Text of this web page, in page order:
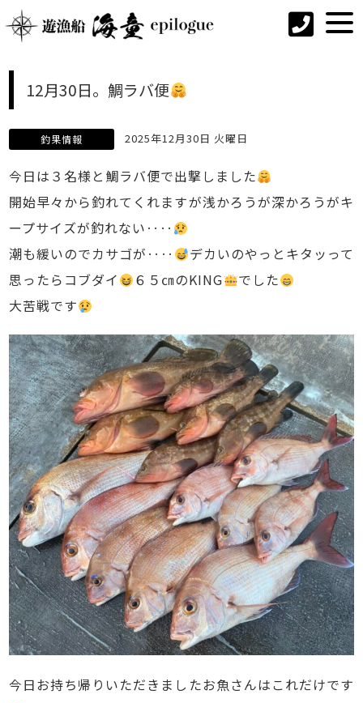
12月30日。鯛ラバ便
釣果情報 2025年12月30日 火曜日
今日は３名様と鯛ラバ便で出撃しました
開始早々から釣れてくれますが浅かろうが深かろうがキ
ープサイズが釣れない‥‥
潮も緩いのでカサゴが‥‥
デカいのやっとキタッって
思ったらコブダイ
６５㎝のKING
でした
大苦戦です
今日お持ち帰りいただきましたお魚さんはこれだけです